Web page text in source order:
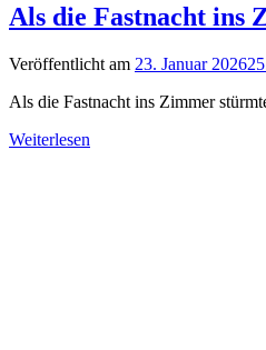
Als die Fastnacht ins
Veröffentlicht am 23. Januar 2026
Als die Fastnacht ins Zimmer
Weiterlesen